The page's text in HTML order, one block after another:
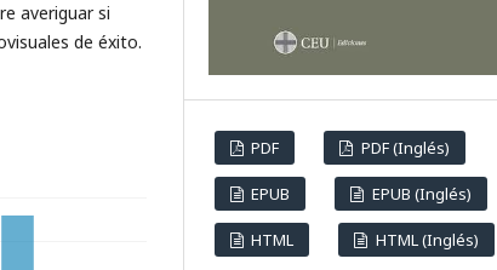
averiguar si
de éxito.
PDF PDF (Inglés)
EPUB EPUB (Inglés)
HTML HTML (Inglés)
Rodríguez E.S.
Analysis of the presence of older
women in Spanish TV series.
Revista Estudos Feministas, 30(3).
Nadal L.L. (2021-01-01)
Cultural allusions and language
games in media talk. The